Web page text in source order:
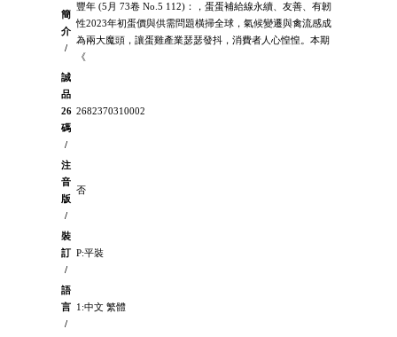
簡
介
/
豐年 (5月 73卷 No.5 112)：，蛋蛋補給線永續、友善、有韌
性2023年初蛋價與供需問題橫掃全球，氣候變遷與禽流感成
為兩大魔頭，讓蛋雞產業瑟瑟發抖，消費者人心惶惶。本期
《
誠
品
26
碼
/
2682370310002
注
音
版
/
否
裝
訂
/
P:平裝
語
言
/
1:中文 繁體